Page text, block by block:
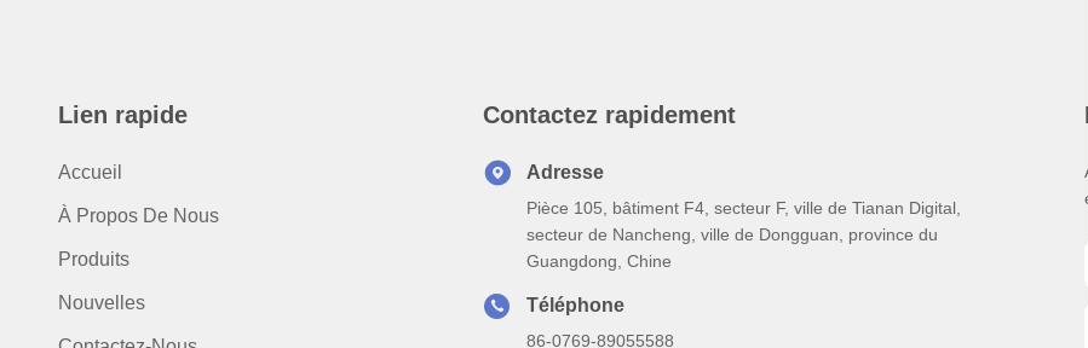
Lien rapide
Accueil
À Propos De Nous
Produits
Nouvelles
Contactez rapidement
Adresse
Pièce 105, bâtiment F4, secteur F, ville de Tianan Digital,
secteur de Nancheng, ville de Dongguan, province du
Guangdong, Chine
Téléphone
86-0769-89055588